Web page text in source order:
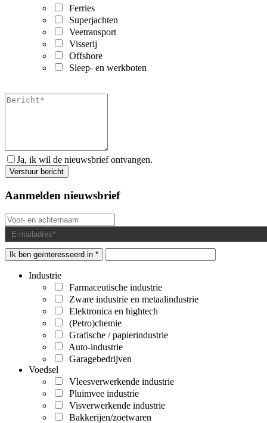
Ferries
Superjachten
Veetransport
Visserij
Offshore
Sleep- en werkboten
Ja, ik wil de nieuwsbrief ontvangen.
Aanmelden nieuwsbrief
Ik ben geïnteresseerd in *
Industrie
Farmaceutische industrie
Zware industrie en metaalindustrie
Elektronica en hightech
(Petro)chemie
Grafische / papierindustrie
Auto-industrie
Garagebedrijven
Voedsel
Vleesverwerkende industrie
Pluimvee industrie
Visverwerkende industrie
Bakkerijen/zoetwaren